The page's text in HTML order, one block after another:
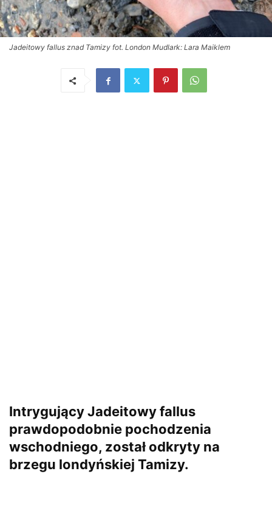
Jadeitowy fallus znad Tamizy fot. London Mudlark: Lara Maiklem
Intrygujący Jadeitowy fallus
prawdopodobnie pochodzenia
wschodniego, został odkryty na
brzegu londyńskiej Tamizy.